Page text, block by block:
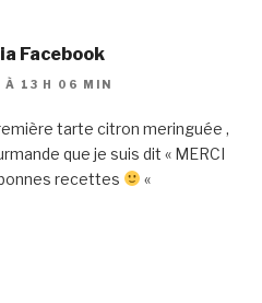
Facebook
À 13 H 06 MIN
tarte citron meringuée ,
que je suis dit « MERCI
recettes
«